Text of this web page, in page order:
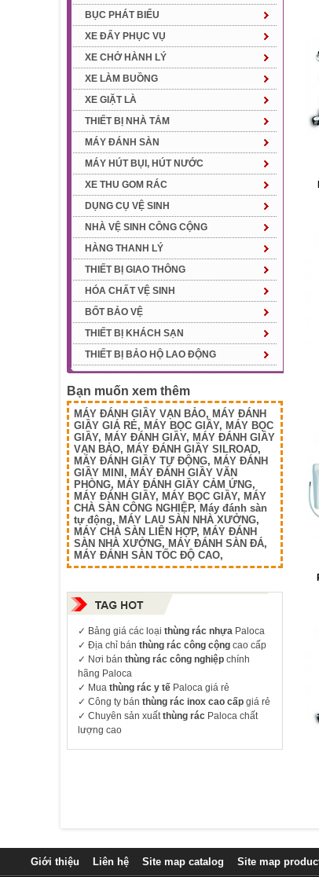
BỤC PHÁT BIỂU
XE ĐẨY PHỤC VỤ
XE CHỞ HÀNH LÝ
XE LÀM BUỒNG
XE GIẶT LÀ
THIẾT BỊ NHÀ TẮM
MÁY ĐÁNH SÀN
MÁY HÚT BỤI, HÚT NƯỚC
XE THU GOM RÁC
DỤNG CỤ VỆ SINH
NHÀ VỆ SINH CÔNG CỘNG
HÀNG THANH LÝ
THIẾT BỊ GIAO THÔNG
HÓA CHẤT VỆ SINH
BỐT BẢO VỆ
THIẾT BỊ KHÁCH SẠN
THIẾT BỊ BẢO HỘ LAO ĐỘNG
Bạn muốn xem thêm
MÁY ĐÁNH GIẦY VẠN BẢO, MÁY ĐÁNH
GIẦY GIÁ RẺ, MÁY BỌC GIẦY, MÁY BỌC
GIẦY, MÁY ĐÁNH GIẦY, MÁY ĐÁNH GIẦY
VẠN BẢO, MÁY ĐÁNH GIẦY SILROAD,
MÁY ĐÁNH GIẦY TỰ ĐỘNG, MÁY ĐÁNH
GIẦY MINI , MÁY ĐÁNH GIẦY VĂN
PHÒNG, MÁY ĐÁNH GIẦY CẢM ỨNG,
MÁY ĐÁNH GIẦY, MÁY BỌC GIẦY, MÁY
CHÀ SÀN CÔNG NGHIỆP, Máy đánh sàn
tự động, MÁY LAU SÀN NHÀ XƯỞNG,
MÁY CHÀ SÀN LIÊN HỢP, MÁY ĐÁNH
SÀN NHÀ XƯỞNG, MÁY ĐÁNH SÀN ĐÁ,
MÁY ĐÁNH SÀN TỐC ĐỘ CAO,
✓ Bảng giá các loạithùng rác nhựa Paloca
✓ Địa chỉ bánthùng rác công cộng cao cấp
✓ Nơi bánthùng rác công nghiệp chính
hãng Paloca
✓ Muathùng rác y tế Paloca giá rẻ
✓ Công ty bánthùng rác inox cao cấp giá rẻ
✓ Chuyên sản xuấtthùng rác Paloca chất
lượng cao
Giới thiệu Liên hệ Site map catalog Site map